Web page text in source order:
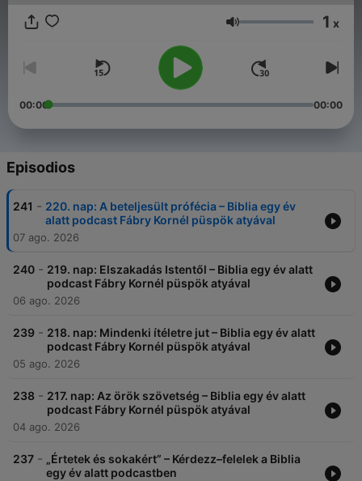
Volumen 1 x
00:00 00:00
Episodios
241 - 220. nap: A beteljesült prófécia – Biblia egy év
alatt podcast Fábry Kornél püspök atyával
07 ago. 2026
240 - 219. nap: Elszakadás Istentől – Biblia egy év alatt
podcast Fábry Kornél püspök atyával
06 ago. 2026
239 - 218. nap: Mindenki ítéletre jut – Biblia egy év alatt
podcast Fábry Kornél püspök atyával
05 ago. 2026
238 - 217. nap: Az örök szövetség – Biblia egy év alatt
podcast Fábry Kornél püspök atyával
04 ago. 2026
237 - „Értetek és sokakért” – Kérdezz–felelek a Biblia
egy év alatt podcastben